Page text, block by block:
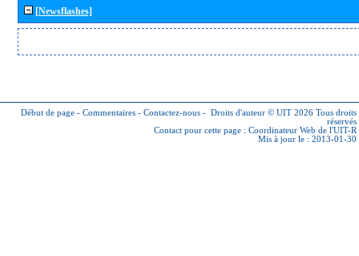
[Newsflashes]
Début de page - Commentaires - Contactez-nous - Droits d'auteur © UIT 2026 Tous droits
réservés
Contact pour cette page : Coordinateur Web de l'UIT-R
Mis à jour le : 2013-01-30